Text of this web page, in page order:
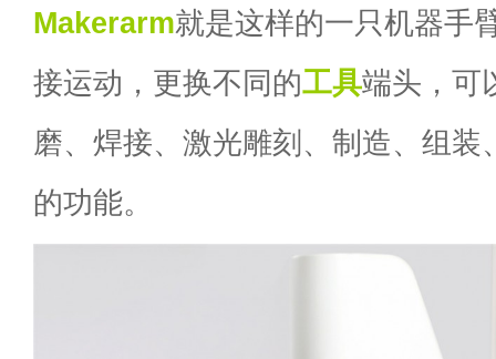
Makerarm就是这样的一只机器手
接运动，更换不同的工具端头，可
磨、焊接、激光雕刻、制造、组装
的功能。